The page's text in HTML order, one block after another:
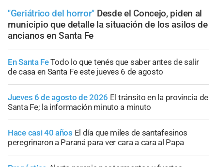
"Geriátrico del horror" Desde el Concejo, piden al
municipio que detalle la situación de los asilos de
ancianos en Santa Fe
En Santa FeTodo lo que tenés que saber antes de salir
de casa en Santa Fe este jueves 6 de agosto
Jueves 6 de agosto de 2026 El tránsito en la provincia de
Santa Fe; la información minuto a minuto
Hace casi 40 años El día que miles de santafesinos
peregrinaron a Paraná para ver cara a cara al Papa